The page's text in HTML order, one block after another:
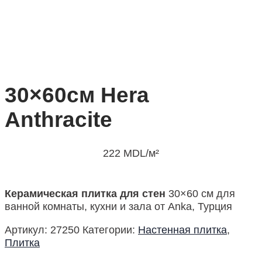
30×60см Hera
Anthracite
222 MDL/м²
Керамическая плитка для стен 30×60 см для
ванной комнаты, кухни и зала от Anka, Турция
Артикул: 27250 Категории: Настенная плитка,
Плитка